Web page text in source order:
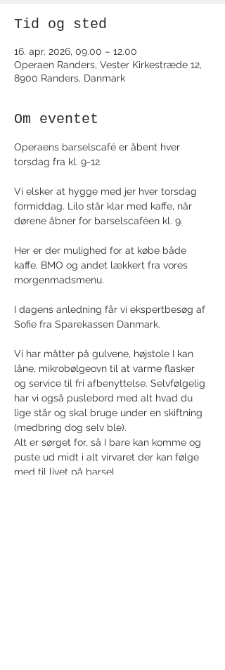
Tid og sted
16. apr. 2026, 09.00 – 12.00
Operaen Randers, Vester Kirkestræde 12,
8900 Randers, Danmark
Om eventet
Operaens barselscafé er åbent hver
torsdag fra kl. 9-12.
Vi elsker at hygge med jer hver torsdag
formiddag. Lilo står klar med kaffe, når
dørene åbner for barselscaféen kl. 9.
Her er der mulighed for at købe både
kaffe, BMO og andet lækkert fra vores
morgenmadsmenu.
I dagens anledning får vi ekspertbesøg af
Sofie fra Sparekassen Danmark.
Vi har måtter på gulvene, højstole I kan
låne, mikrobølgeovn til at varme flasker
og service til fri afbenyttelse. Selvfølgelig
har vi også puslebord med alt hvad du
lige står og skal bruge under en skiftning
(medbring dog selv ble).
Alt er sørget for, så I bare kan komme og
puste ud midt i alt virvaret der kan følge
med til livet på barsel.